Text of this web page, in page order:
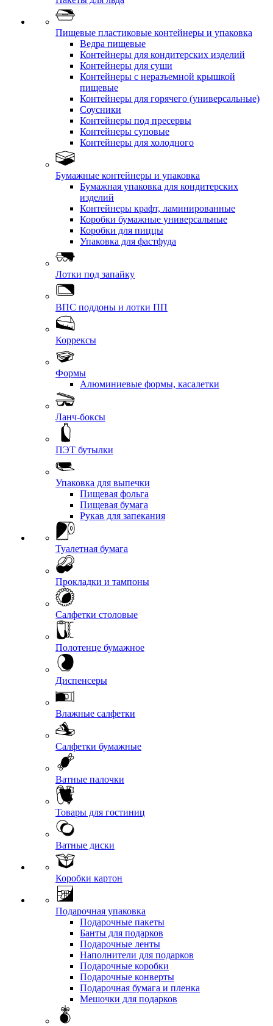
Пищевые пластиковые контейнеры и упаковка
Ведра пищевые
Контейнеры для кондитерских изделий
Контейнеры для суши
Контейнеры с неразъемной крышкой
пищевые
Контейнеры для горячего (универсальные)
Соусники
Контейнеры под пресервы
Контейнеры суповые
Контейнеры для холодного
Бумажные контейнеры и упаковка
Бумажная упаковка для кондитерских
изделий
Контейнеры крафт, ламинированные
Коробки бумажные универсальные
Коробки для пиццы
Упаковка для фастфуда
Лотки под запайку
ВПС поддоны и лотки ПП
Коррексы
Формы
Алюминиевые формы, касалетки
Ланч-боксы
ПЭТ бутылки
Упаковка для выпечки
Пищевая фольга
Пищевая бумага
Рукав для запекания
Туалетная бумага
Прокладки и тампоны
Салфетки столовые
Полотенце бумажное
Диспенсеры
Влажные салфетки
Салфетки бумажные
Ватные палочки
Товары для гостиниц
Ватные диски
Коробки картон
Подарочная упаковка
Подарочные пакеты
Банты для подарков
Подарочные ленты
Наполнители для подарков
Подарочные коробки
Подарочные конверты
Подарочная бумага и пленка
Мешочки для подарков